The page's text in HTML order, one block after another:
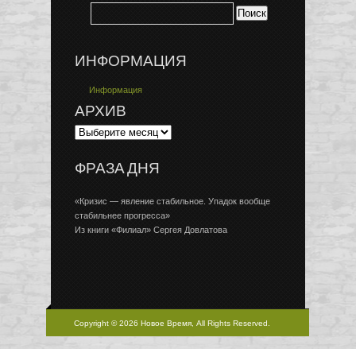
ИНФОРМАЦИЯ
Информация
АРХИВ
ФРАЗА ДНЯ
«Кризис — явление стабильное. Упадок вообще
стабильнее прогресса»
Из книги «Филиал» Сергея Довлатова
Copyright © 2026 Новое Время, All Rights Reserved.